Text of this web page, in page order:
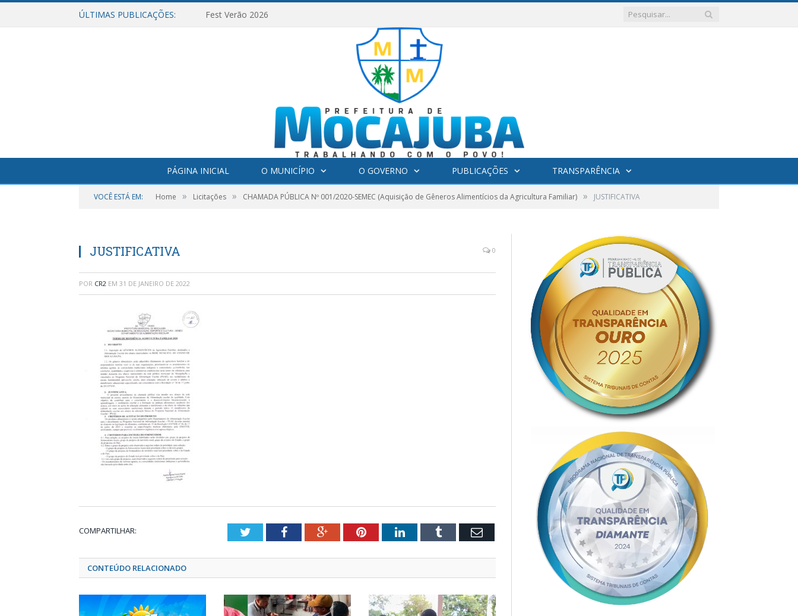
ÚLTIMAS PUBLICAÇÕES: Fest Verão 2026
PÁGINA INICIAL O MUNICÍPIO O GOVERNO PUBLICAÇÕES TRANSPARÊNCIA
VOCÊ ESTÁ EM: Home » Licitações » CHAMADA PÚBLICA Nº 001/2020-SEMEC (Aquisição de Gêneros Alimentícios da Agricultura Familiar) » JUSTIFICATIVA
JUSTIFICATIVA 0
POR CR2 EM 31 DE JANEIRO DE 2022
COMPARTILHAR: TwitterFacebookGoogle+PinterestLinkedInTumblr Email
CONTEÚDO RELACIONADO